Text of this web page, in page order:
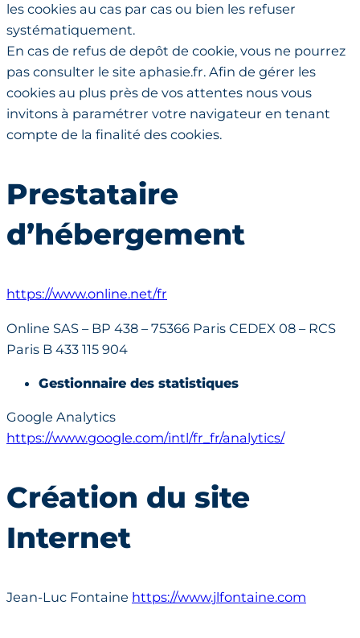
les cookies au cas par cas ou bien les refuser
systématiquement.
En cas de refus de depôt de cookie, vous ne pourrez
pas consulter le site aphasie.fr. Afin de gérer les
cookies au plus près de vos attentes nous vous
invitons à paramétrer votre navigateur en tenant
compte de la finalité des cookies.
Prestataire
d’hébergement
https://www.online.net/fr
Online SAS – BP 438 – 75366 Paris CEDEX 08 – RCS
Paris B 433 115 904
Gestionnaire des statistiques
Google Analytics
https://www.google.com/intl/fr_fr/analytics/
Création du site
Internet
Jean-Luc Fontaine https://www.jlfontaine.com